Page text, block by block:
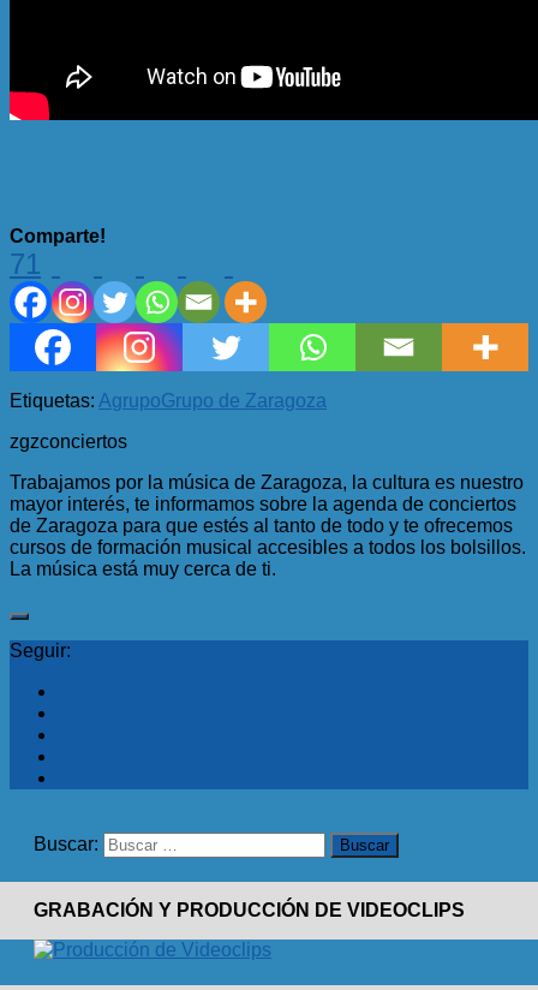
Comparte!
71
Etiquetas: AgrupoGrupo de Zaragoza
zgzconciertos
Trabajamos por la música de Zaragoza, la cultura es nuestro
mayor interés, te informamos sobre la agenda de conciertos
de Zaragoza para que estés al tanto de todo y te ofrecemos
cursos de formación musical accesibles a todos los bolsillos.
La música está muy cerca de ti.
Seguir:
Buscar:
GRABACIÓN Y PRODUCCIÓN DE VIDEOCLIPS